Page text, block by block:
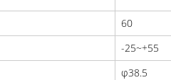
60
-25~+55
φ38.5